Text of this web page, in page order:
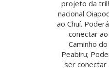
projeto da
nacional
ao Chuí.
conectar ao
Caminho do
Peabiru;
ser conectar